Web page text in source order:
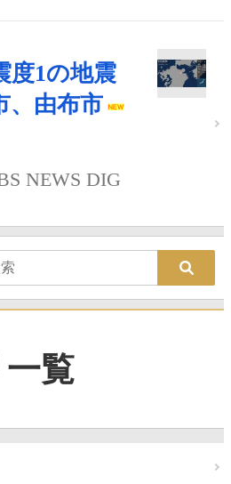
度1の地震
、由布市
NEWS DIG
覧